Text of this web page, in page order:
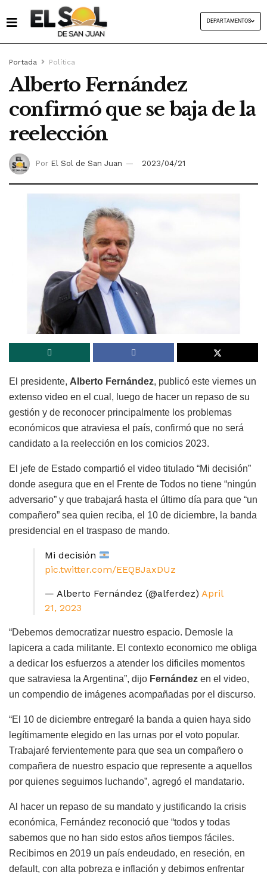
DEPARTAMENTOS
Portada Política
Alberto Fernández
confirmó que se baja de la
reelección
Por El Sol de San Juan 2023/04/21
El presidente, Alberto Fernández, publicó este viernes un
extenso video en el cual, luego de hacer un repaso de su
gestión y de reconocer principalmente los problemas
económicos que atraviesa el país, confirmó que no será
candidato a la reelección en los comicios 2023.
El jefe de Estado compartió el video titulado “Mi decisión”
donde asegura que en el Frente de Todos no tiene “ningún
adversario” y que trabajará hasta el último día para que “un
compañero” sea quien reciba, el 10 de diciembre, la banda
presidencial en el traspaso de mando.
Mi decisión
pic.twitter.com/EEQBJaxDUz
— Alberto Fernández (@alferdez) April
21, 2023
“Debemos democratizar nuestro espacio. Demosle la
lapicera a cada militante. El contexto economico me obliga
a dedicar los esfuerzos a atender los dificiles momentos
que satraviesa la Argentina”, dijo Fernández en el video,
un compendio de imágenes acompañadas por el discurso.
“El 10 de diciembre entregaré la banda a quien haya sido
legítimamente elegido en las urnas por el voto popular.
Trabajaré fervientemente para que sea un compañero o
compañera de nuestro espacio que represente a aquellos
por quienes seguimos luchando”, agregó el mandatario.
Al hacer un repaso de su mandato y justificando la crisis
económica, Fernández reconoció que “todos y todas
sabemos que no han sido estos años tiempos fáciles.
Recibimos en 2019 un país endeudado, en reseción, en
default, con alta pobreza e inflación y debimos enfrentar